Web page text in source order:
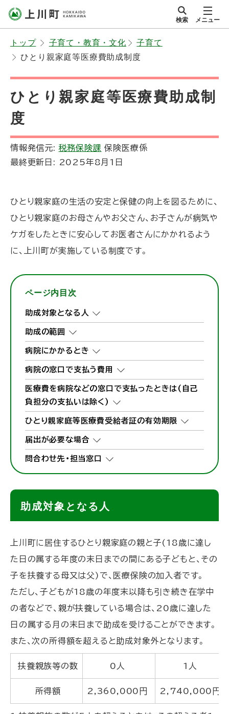
北海道上川町
Hokkaido Kamikawa
Twon
サイト内
検索 メニュー
トップ 子育て・教育・文化
子育て
ひとり親家庭等医療費助成制度
ひとり親家庭等医療費助成制
度
情報発信元: 税務保険課 保険医療係
最終更新日:
2025年8月1日
ひとり親家庭の生活の安定と保健の向上を図るために、
ひとり親家庭のお母さんやお父さん、お子さんが病気や
ケガをしたときに安心してお医者さんにかかれるよう
に、上川町が実施している制度です。
ページ内目次
助成対象となる人
助成の範囲
病院にかかるとき
病院の窓口で支払う費用
医療費を病院などの窓口で支払ったときは(自己
負担分の支払いは除く)
ひとり親家庭等医療費受給者証の有効期限
届出が必要な場合
問合わせ先・担当窓口
助成対象となる人
上川町に居住するひとり親家庭の親と子(18歳に達し
た日の属する年度の末日までの間にある子どもと、その
子を扶養する母又は父)で、医療保険の加入者です。
ただし、子どもが18歳の年度末以降も引き続き在学中
の者などで、親が扶養している場合は、20歳に達した
日の属する月の末日まで助成を受けることができます。
また、次の所得額を超えると助成対象外となります。
扶養親族等の数 0人 1人
所得額 2,360,000円 2,740,000円